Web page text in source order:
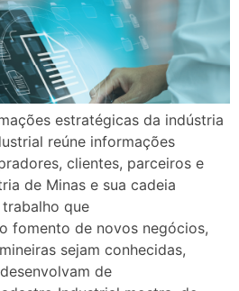
estratégicas da indústria
reúne informações
clientes, parceiros e
de Minas e sua cadeia
que
fomento de novos negócios,
sejam conhecidas,
de